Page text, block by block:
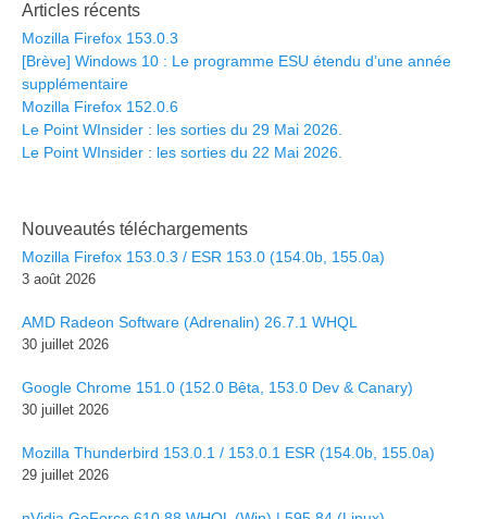
Articles récents
Mozilla Firefox 153.0.3
[Brève] Windows 10 : Le programme ESU étendu d’une année
supplémentaire
Mozilla Firefox 152.0.6
Le Point WInsider : les sorties du 29 Mai 2026.
Le Point WInsider : les sorties du 22 Mai 2026.
Nouveautés téléchargements
Mozilla Firefox 153.0.3 / ESR 153.0 (154.0b, 155.0a)
3 août 2026
AMD Radeon Software (Adrenalin) 26.7.1 WHQL
30 juillet 2026
Google Chrome 151.0 (152.0 Bêta, 153.0 Dev & Canary)
30 juillet 2026
Mozilla Thunderbird 153.0.1 / 153.0.1 ESR (154.0b, 155.0a)
29 juillet 2026